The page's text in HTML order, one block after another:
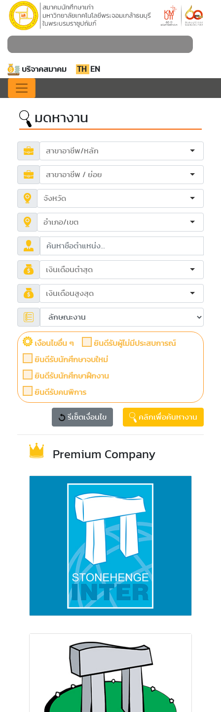
บริจาคสมาคม TH EN
มดหางาน
เงือนไขอื่น ๆ ยินดีรับผู้ไม่มีประสบการณ์
ยินดีรับนักศึกษาจบใหม่
ยินดีรับนักศึกษาฝึกงาน
ยินดีรับคนพิการ
คลิกเพื่อค้นหางาน
รีเซ็ตเงื่อนไข
Premium Company